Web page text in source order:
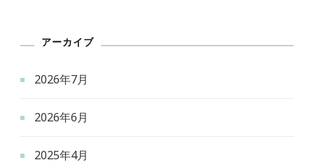
アーカイブ
2026年7月
2026年6月
2025年4月